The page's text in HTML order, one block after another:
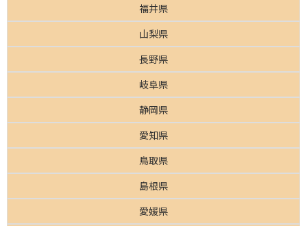
福井県
山梨県
長野県
岐阜県
静岡県
愛知県
鳥取県
島根県
愛媛県